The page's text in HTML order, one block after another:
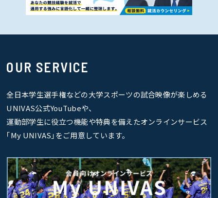
OUR SERVICE
全日本学生選手権などの大学スポーツの試合映像が楽しめる
UNIVAS公式YouTubeや、
運動部学生に役立つ機能や特典を備えたオンラインサービス
｢My UNIVAS｣をご用意しています。